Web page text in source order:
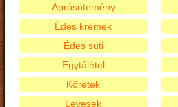
Aprósütemény
Édes krémek
Édes süti
Egytálétel
Köretek
Levesek